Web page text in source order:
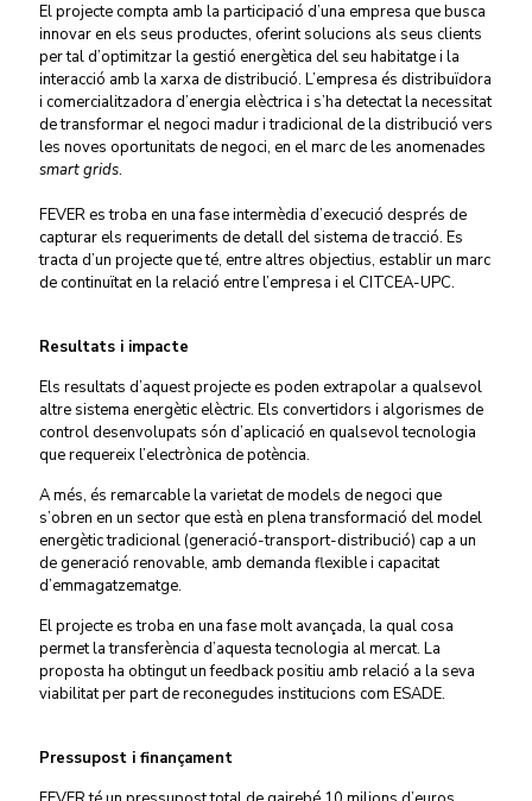
El projecte compta amb la participació d’una empresa que busca
innovar en els seus productes, oferint solucions als seus clients
per tal d’optimitzar la gestió energètica del seu habitatge i la
interacció amb la xarxa de distribució. L’empresa és distribuïdora
i comercialitzadora d’energia elèctrica i s’ha detectat la necessitat
de transformar el negoci madur i tradicional de la distribució vers
les noves oportunitats de negoci, en el marc de les anomenades
smart grids.
FEVER es troba en una fase intermèdia d’execució després de
capturar els requeriments de detall del sistema de tracció. Es
tracta d’un projecte que té, entre altres objectius, establir un marc
de continuïtat en la relació entre l’empresa i el CITCEA-UPC.
Resultats i impacte
Els resultats d’aquest projecte es poden extrapolar a qualsevol
altre sistema energètic elèctric. Els convertidors i algorismes de
control desenvolupats són d’aplicació en qualsevol tecnologia
que requereix l’electrònica de potència.
A més, és remarcable la varietat de models de negoci que
s’obren en un sector que està en plena transformació del model
energètic tradicional (generació-transport-distribució) cap a un
de generació renovable, amb demanda flexible i capacitat
d’emmagatzematge.
El projecte es troba en una fase molt avançada, la qual cosa
permet la transferència d’aquesta tecnologia al mercat. La
proposta ha obtingut un feedback positiu amb relació a la seva
viabilitat per part de reconegudes institucions com ESADE.
Pressupost i finançament